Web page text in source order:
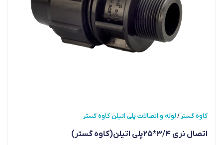
کاوه گستر /لوله و اتصالات پلی اتیلن کاوه گستر
اتصال نری 3/4*25پلی اتیلن(کاوه گستر)